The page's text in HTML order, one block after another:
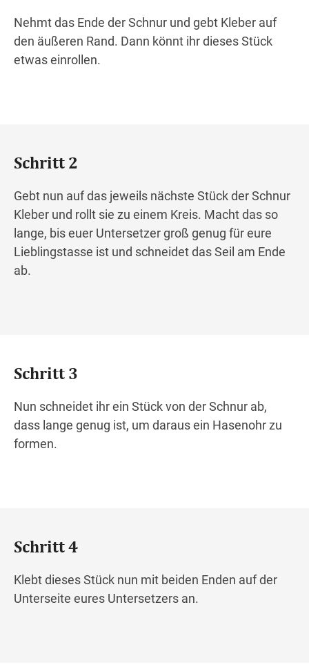
Nehmt das Ende der Schnur und gebt Kleber auf
den äußeren Rand. Dann könnt ihr dieses Stück
etwas einrollen.
Schritt 2
Gebt nun auf das jeweils nächste Stück der Schnur
Kleber und rollt sie zu einem Kreis. Macht das so
lange, bis euer Untersetzer groß genug für eure
Lieblingstasse ist und schneidet das Seil am Ende
ab.
Schritt 3
Nun schneidet ihr ein Stück von der Schnur ab,
dass lange genug ist, um daraus ein Hasenohr zu
formen.
Schritt 4
Klebt dieses Stück nun mit beiden Enden auf der
Unterseite eures Untersetzers an.